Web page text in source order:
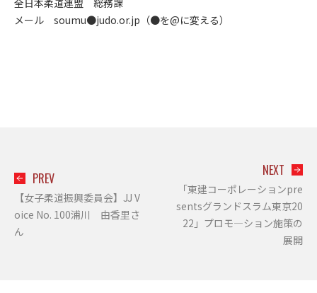
メール soumu●judo.or.jp（●を@に変える）
PREV
【女子柔道振興委員会】JJ V
oice No. 100浦川 由香里さ
ん
NEXT
「東建コーポレーションpre
sentsグランドスラム東京20
22」プロモ―ション施策の
展開